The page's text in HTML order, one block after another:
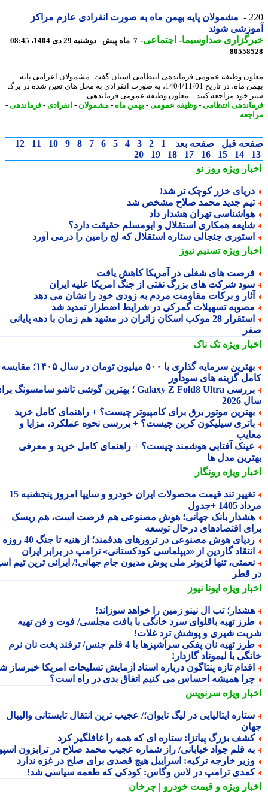
مشمولان پایه بهمن ماه به صورت انفرادی عازم مراکز
شوند
صداوسیما-اجتماعی-7 ماه پیش - دوشنبه 29 دی 1404، 08:45
وظیفه عمومی فرماندهی انتظامی استان گفت: مشمولان اعزامی پایه
بهمن ماه، در تاریخ 1404/11/01، به صورت انفرادی به محل های تعین شده در برگ
خود مراجعه کنند. - معاون وظیفه عمومی فرماندهی ...
انتظامی-وظیفه عمومی-بهمن ماه-مشمولان-انفرادی -فرماندهی-
قبل صفحه بعد 1
2
3
4
5
6
7
8
9
10
11
12
14
15
16
17
18
19
20
ویژهروز نو
خزر کوچک تر شد!
جدید محمد صلاح مشخص شد
تهران هشدار داد
همکاری استقلال و ابومسلم حقیقت دارد؟
جنجالی ستاره استقلال که لج رامین را درمی آورد
ویژهتسنیم نیوز
های شغلی در آمریکا کاهش یافت
شرکت های بزرگ نفتی از جنگ آمریکا علیه ایران
و برکات مقاومت مردم به زودی خود را نشان می دهد
تسهیلات گمرکی در شرایط اضطرار تمدید شد
استقرار 28 موکب اسکان زائران در مشهد هم زمان با دهه پایانی
ویژهتک ناک
بهترین سرمایه گذاری با ۵۰۰ میلیون تومان در سال ۱۴۰۵؛ مقایسه
گزینه های سودآور
بررسی Galaxy Z Fold8 Ultra ؛ بهترین گوشی تاشو سامسونگ برای
2026
موتور برق برای کامپیوتر چیست؟ + راهنمای کامل خرید
سیلیکون کربن چیست؟ + بررسی نحوه عملکرد، مزایا و
آفتابی هوشمند چیست؟ + راهنمای کامل خرید و معرفی
مدل ها
ویژهرونگار
تغییر تند قیمت محصولات ایران خودرو و سایپا امروز پنجشنبه 15
+جدول
بانک جهانی؛ هوش مصنوعی هم فرصت است، هم ریسک
اقتصادهای درحال توسعه
هوش مصنوعی در ترورهای هدفمند؛ از هنیه تا جنگ 40 روزه
گاردین از «دیپلماسی کودکستانی» ترامپ در برابر ایران
تنها لژیونر ملی پوش مدیون جام جهانی!/ ایرانی ترین تیم آسیا
قطر
ویژهایونا نیوز
تب ال نینو زمین را خواهد سوزاند!
تهیه باقلوای سرد خانگی با بافت مجلسی/ فوت و فن تهیه
شیری و پوشش ترد غلات!
طرز تهیه نان پفکی سرآشپزها با 4 قلم جنس/ ترفند پخت نان نرم
با لیموناد گازدار!
تازه پنتاگون درباره اسناد آزمایش تسلیحات آمریکا خبرساز شد
همیشه احساس می کنیم اتفاق بدی در راه است؟
ویژهسرنویس
ایتالیایی در لیگ تایوان؛/ عجیب ترین انتقال تابستانی والیبال
بزرگ پیاتزا: ستاره ای که همه را غافلگیر کرد
قلم جواد خیابانی/ راز شماره عجیب محمد صلاح در ترابزون اسپور
خارجه ترکیه: اسراییل هیچ قصدی برای صلح در غزه ندارد
ترامپ در لاس وگاس: کودکی که طعمه سیاسی شد!
ویژهو قیمت خودرو | چرخان